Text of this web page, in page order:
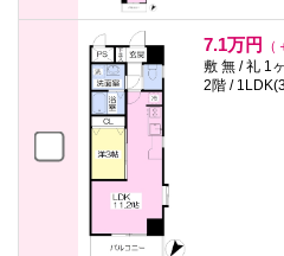
7.1万円
敷 無 / 礼 1
2階 /